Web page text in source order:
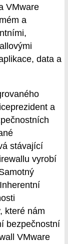
VMware
a
data a
a
stávající
vyrobí
které nám
bezpečnostní
VMware